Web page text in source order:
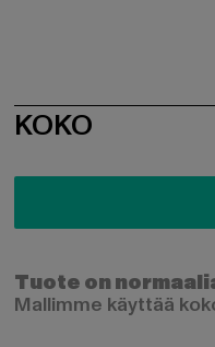
SIZE
KOKO
Tuote on
Mallimme käyttää